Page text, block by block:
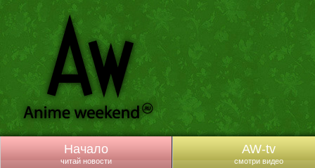
Начало
читай новости
AW-tv
смотри видео